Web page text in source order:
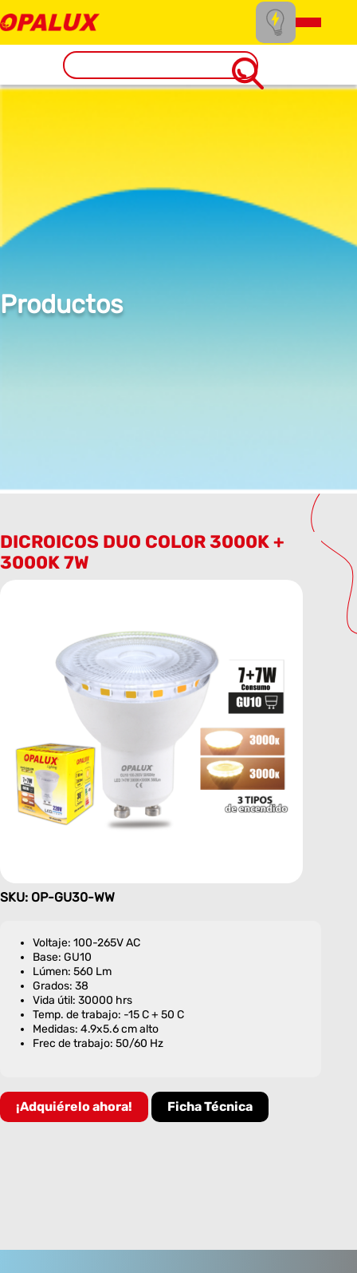
Productos
DICROICOS DUO COLOR 3000K +
3000K 7W
SKU: OP-GU30-WW
Voltaje: 100-265V AC
Base: GU10
Lúmen: 560 Lm
Grados: 38
Vida útil: 30000 hrs
Temp. de trabajo: -15 C + 50 C
Medidas: 4.9x5.6 cm alto
Frec de trabajo: 50/60 Hz
¡Adquiérelo ahora! Ficha Técnica